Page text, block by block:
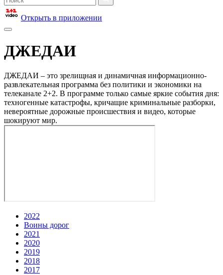
Открыть в приложении
ДЖЕДАИ
ДЖЕДАИ – это зрелищная и динамичная информационно-
развлекательная программа без политики и экономики на
телеканале 2+2. В программе только самые яркие события дня:
техногенные катастрофы, кричащие криминальные разборки,
невероятные дорожные происшествия и видео, которые
шокируют мир.
2022
Воины дорог
2021
2020
2019
2018
2017